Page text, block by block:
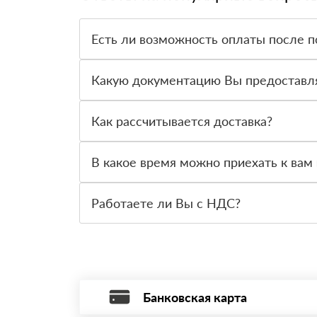
Есть ли возможность оплаты после
вправе от него отказаться.
Какую документацию Вы
Как рассчитывается доставка?
стоимости и сроков доставки, которые
В какое время можно приехать к вам
Работаете ли Вы с НДС?
Банковская карта